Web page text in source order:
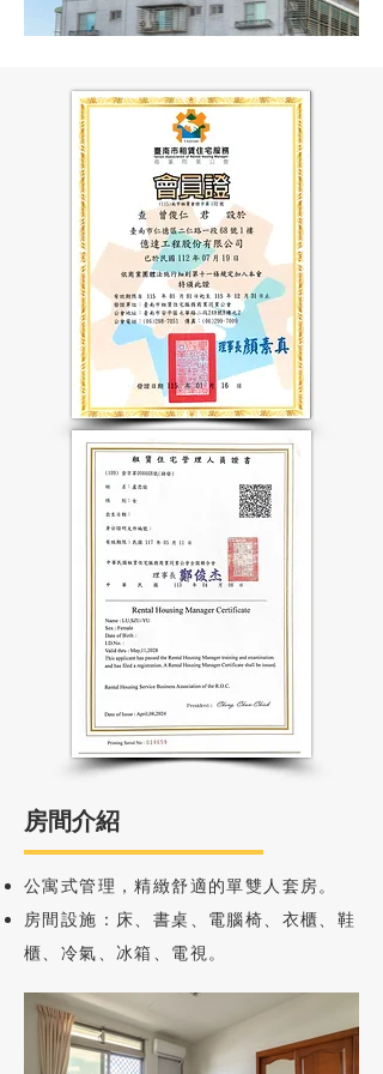
房間介紹
公寓式管理，精緻舒適的單雙人套房。
房間設施：床、書桌、電腦椅、衣櫃、鞋
櫃、冷氣、冰箱、電視。